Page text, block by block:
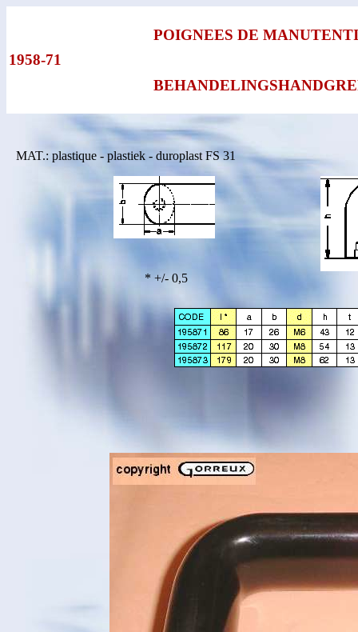
1958-71
POIGNEES DE
MAT.: plastique - plastiek - duroplast FS 31
* +/- 0,5